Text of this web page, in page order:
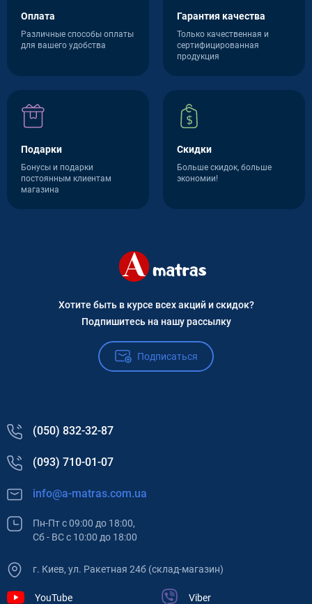
Оплата
Различные способы оплаты
для вашего удобства
Гарантия качества
Только качественная и
сертифицированная
продукция
Подарки
Бонусы и подарки
постоянным клиентам
магазина
Скидки
Больше скидок, больше
экономии!
Хотите быть в курсе всех акций и скидок?
Подпишитесь на нашу рассылку
Подписаться
(050) 832-32-87
(093) 710-01-07
info@a-matras.com.ua
Пн-Пт с 09:00 до 18:00,
Сб - ВС с 10:00 до 18:00
г. Киев, ул. Ракетная 24б (склад-магазин)
YouTube Viber